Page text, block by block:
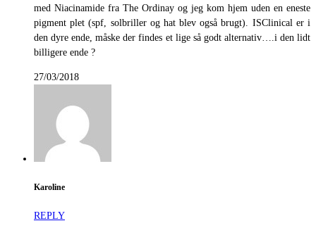
med Niacinamide fra The Ordinay og jeg kom hjem uden en eneste
pigment plet (spf, solbriller og hat blev også brugt). ISClinical er i
den dyre ende, måske der findes et lige så godt alternativ….i den lidt
billigere ende ?
27/03/2018
Karoline
REPLY